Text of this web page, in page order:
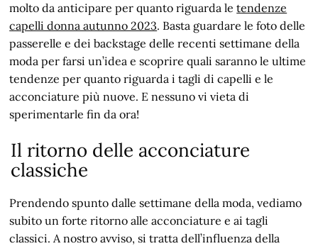
molto da anticipare per quanto riguarda letendenze
capelli donna autunno 2023. Basta guardare le foto delle
passerelle e dei backstage delle recenti settimane della
moda per farsi un’idea e scoprire quali saranno le ultime
tendenze per quanto riguarda i tagli di capelli e le
acconciature più nuove. E nessuno vi vieta di
sperimentarle fin da ora!
Il ritorno delle acconciature
classiche
Prendendo spunto dalle settimane della moda, vediamo
subito un forte ritorno alle acconciature e ai tagli
classici. A nostro avviso, si tratta dell’influenza della